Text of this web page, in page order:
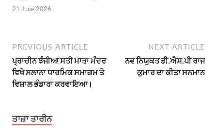
21 June 2026
PREVIOUS ARTICLE
ਪ੍ਰਾਚੀਨ ਝੰਜੀਆ ਸਤੀ ਮਾਤਾ ਮੰਦਰ
ਵਿਖੇ ਸਲਾਨਾ ਧਾਰਮਿਕ ਸਮਾਗਮ ਤੇ
ਵਿਸ਼ਾਲ ਭੰਡਾਰਾ ਕਰਵਾਇਆ।
NEXT ARTICLE
ਨਵ ਨਿਯੁਕਤ ਡੀ.ਐਸ.ਪੀ ਰਾਜ
ਕੁਮਾਰ ਦਾ ਕੀਤਾ ਸਨਮਾਨ
ਤਾਜ਼ਾ ਤਾਰੀਨ